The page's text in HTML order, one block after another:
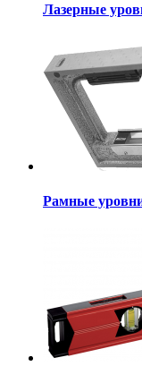
Лазерные
Рамные